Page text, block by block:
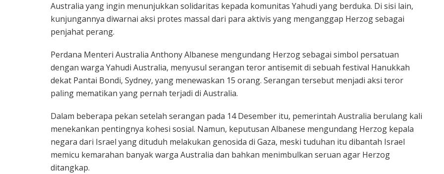
Australia yang ingin menunjukkan solidaritas kepada komunitas Yahudi yang berduka. Di sisi lain,
kunjungannya diwarnai aksi protes massal dari para aktivis yang menganggap Herzog sebagai
penjahat perang.
Perdana Menteri Australia Anthony Albanese mengundang Herzog sebagai simbol persatuan
dengan warga Yahudi Australia, menyusul serangan teror antisemit di sebuah festival Hanukkah
dekat Pantai Bondi, Sydney, yang menewaskan 15 orang. Serangan tersebut menjadi aksi teror
paling mematikan yang pernah terjadi di Australia.
Dalam beberapa pekan setelah serangan pada 14 Desember itu, pemerintah Australia berulang kali
menekankan pentingnya kohesi sosial. Namun, keputusan Albanese mengundang Herzog kepala
negara dari Israel yang dituduh melakukan genosida di Gaza, meski tuduhan itu dibantah Israel
memicu kemarahan banyak warga Australia dan bahkan menimbulkan seruan agar Herzog
ditangkap.